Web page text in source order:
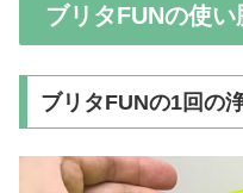
ブリタFUNの使い
ブリタFUNの1回の